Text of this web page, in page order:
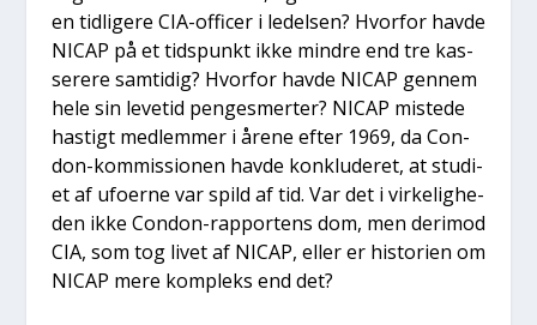
en tid­li­ge­re CIA-offi­cer i ledel­sen? Hvor­for hav­de
NICAP på et tids­punkt ikke min­dre end tre kas­
se­re­re sam­ti­dig? Hvor­for hav­de NICAP gen­nem
hele sin leve­tid pen­ge­s­mer­ter? NICAP miste­de
hastigt med­lem­mer i åre­ne efter 1969, da Con­
don-kom­mis­sio­nen hav­de kon­klu­de­ret, at stu­di­
et af ufo­er­ne var spild af tid. Var det i vir­ke­lig­he­
den ikke Con­don-rap­por­tens dom, men der­i­mod
CIA, som tog livet af NICAP, eller er histo­ri­en om
NICAP mere kom­pleks end det?